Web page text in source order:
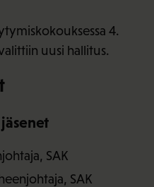
4.
uusi hallitus.
SAK
SAK